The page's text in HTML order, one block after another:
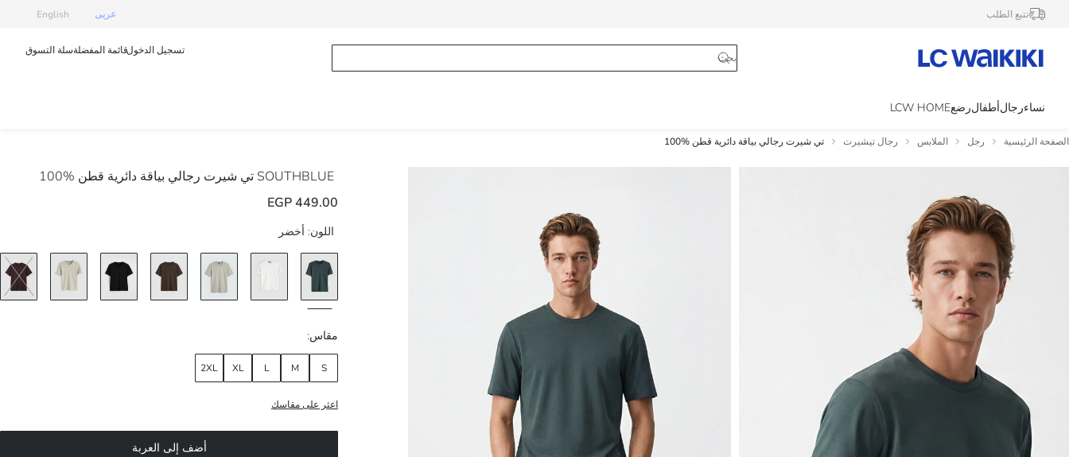
تتبع الطلب عربى English
تسجيل الدخولقائمة المفضلةسلة التسوق
نساءرجالأطفالرضعLCW HOME
الصفحة الرئيسية رجل الملابس رجال تيشيرت تي شيرت رجالي بياقة دائرية قطن %100
SOUTHBLUE تي شيرت رجالي بياقة دائرية قطن %100
449.00 EGP
اللون: أخضر
مقاس:
S
M
L
XL
2XL
اعثر على مقاسك
أضف إلى العربة